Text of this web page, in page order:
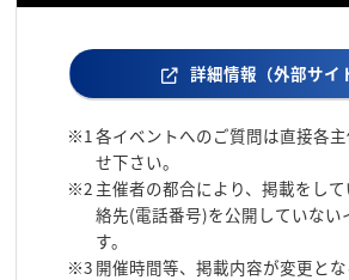
詳細情報（外部サイ
※1 各イベントへのご質問は直接各
せ下さい。
※2 主催者の都合により、掲載をし
絡先(電話番号)を公開していない
す。
※3 開催時間等、掲載内容が変更とな